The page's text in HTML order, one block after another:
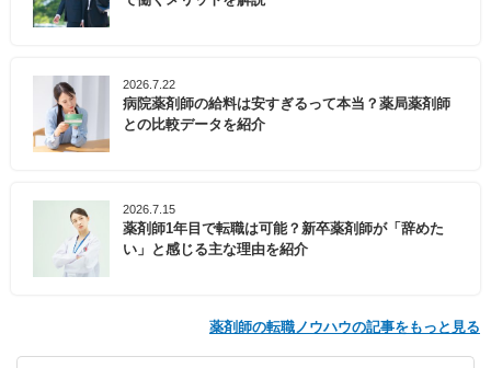
2026.7.22
病院薬剤師の給料は安すぎるって本当？薬局薬剤師
との比較データを紹介
2026.7.15
薬剤師1年目で転職は可能？新卒薬剤師が「辞めた
い」と感じる主な理由を紹介
薬剤師の転職ノウハウの記事をもっと見る